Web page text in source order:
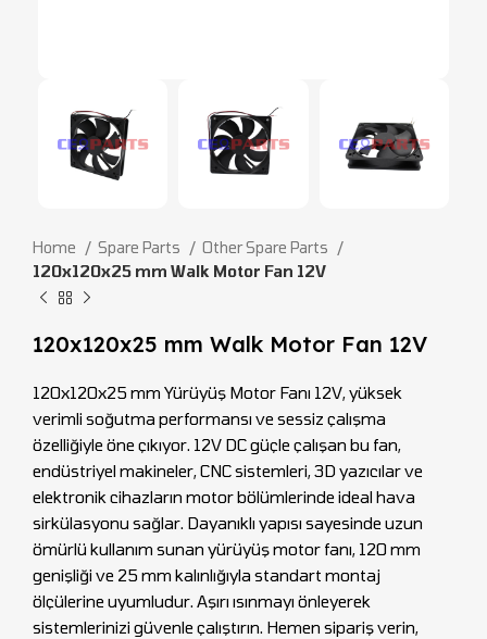
Home Spare Parts
Other Spare Parts
120x120x25 mm Walk Motor Fan 12V
120x120x25 mm Walk Motor Fan 12V
120x120x25 mm Yürüyüş Motor Fanı 12V, yüksek
verimli soğutma performansı ve sessiz çalışma
özelliğiyle öne çıkıyor. 12V DC güçle çalışan bu fan,
endüstriyel makineler, CNC sistemleri, 3D yazıcılar ve
elektronik cihazların motor bölümlerinde ideal hava
sirkülasyonu sağlar. Dayanıklı yapısı sayesinde uzun
ömürlü kullanım sunan yürüyüş motor fanı, 120 mm
genişliği ve 25 mm kalınlığıyla standart montaj
ölçülerine uyumludur. Aşırı ısınmayı önleyerek
sistemlerinizi güvenle çalıştırın. Hemen sipariş verin,